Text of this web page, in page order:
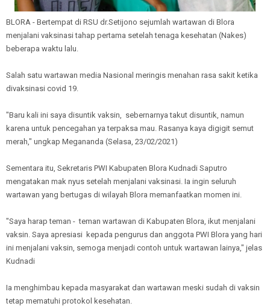
BLORA - Bertempat di RSU dr.Setijono sejumlah wartawan di Blora
menjalani vaksinasi tahap pertama setelah tenaga kesehatan (Nakes)
beberapa waktu lalu.
Salah satu wartawan media Nasional meringis menahan rasa sakit ketika
divaksinasi covid 19.
"Baru kali ini saya disuntik vaksin, sebernarnya takut disuntik, namun
karena untuk pencegahan ya terpaksa mau. Rasanya kaya digigit semut
merah," ungkap Megananda (Selasa, 23/02/2021)
Sementara itu, Sekretaris PWI Kabupaten Blora Kudnadi Saputro
mengatakan mak nyus setelah menjalani vaksinasi. Ia ingin seluruh
wartawan yang bertugas di wilayah Blora memanfaatkan momen ini.
"Saya harap teman - teman wartawan di Kabupaten Blora, ikut menjalani
vaksin. Saya apresiasi kepada pengurus dan anggota PWI Blora yang hari
ini menjalani vaksin, semoga menjadi contoh untuk wartawan lainya," jelas
Kudnadi
Ia menghimbau kepada masyarakat dan wartawan meski sudah di vaksin
tetap mematuhi protokol kesehatan.